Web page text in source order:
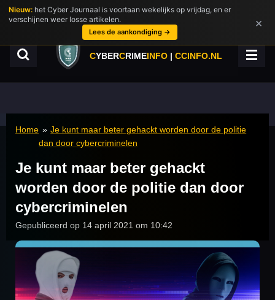
Ga
direct
hoofdinhoud
CYBERCRIMEINFO | CCINFO.NL
Home » Je kunt maar beter gehackt worden door de politie
dan door cybercriminelen
Je kunt maar beter gehackt
worden door de politie dan door
cybercriminelen
Gepubliceerd op 14 april 2021 om 10:42
Nieuw: het Cyber Journaal is voortaan wekelijks op vrijdag, en er
verschijnen weer losse artikelen.
Lees de aankondiging →
×